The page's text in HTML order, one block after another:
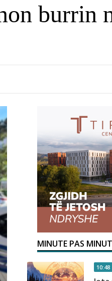
burrin
MINUTE PAS
10:48